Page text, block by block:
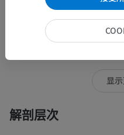
18张
显
解剖层次